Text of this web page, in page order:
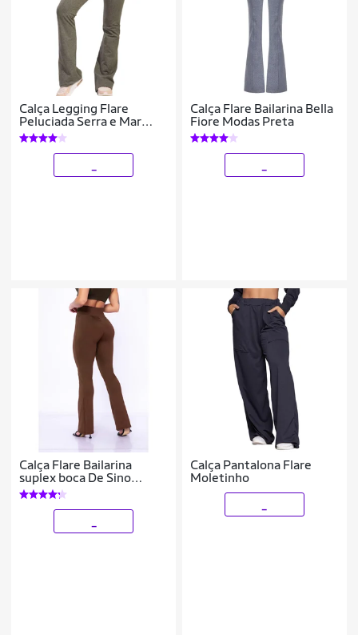
Calça Legging Flare
Peluciada Serra e Mar
Boca de Sino Bailarina
Cintura Cós Alto Moda
Fitness
Calça Flare Bailarina Bella
Fiore Modas Preta
Calça Flare Bailarina
suplex boca De Sino
cintura Alta WOLFOX
Calça Pantalona Flare
Moletinho